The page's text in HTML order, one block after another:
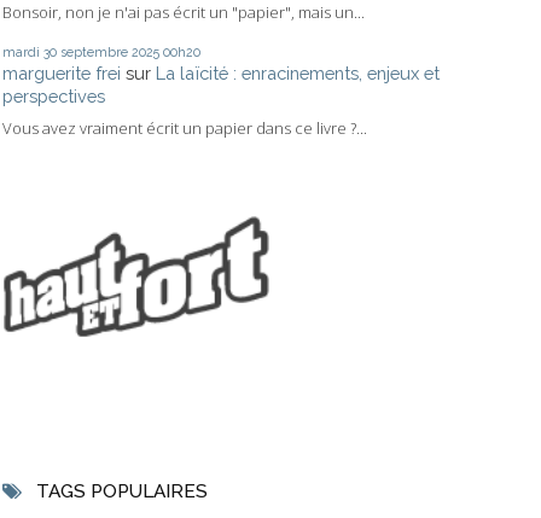
Bonsoir, non je n'ai pas écrit un "papier", mais un...
mardi 30 septembre 2025 00h20
marguerite frei sur La laïcité : enracinements, enjeux et
perspectives
Vous avez vraiment écrit un papier dans ce livre ?...
TAGS POPULAIRES